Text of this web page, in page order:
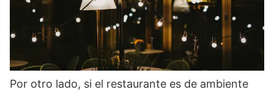
Por otro lado, si el restaurante es de ambiente